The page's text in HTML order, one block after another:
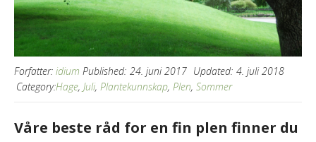
Forfatter: idium Published: 24. juni 2017 Updated: 4. juli 2018
Category:Hage, Juli, Plantekunnskap, Plen, Sommer
Våre beste råd for en fin plen finner du